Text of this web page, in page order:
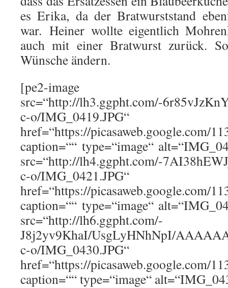
es Erika, da der Bratwurststand
war. Heiner wollte eigentlich
auch mit einer Bratwurst zurück.
Wünsche ändern.
[pe2-image
src=“http://lh3.ggpht.com/-
c-o/IMG_0419.JPG“
href=“https://picasaweb.google.com/
caption=““ type=“image“
src=“http://lh4.ggpht.com/-
c-o/IMG_0421.JPG“
href=“https://picasaweb.google.com/
caption=““ type=“image“
src=“http://lh6.ggpht.com/-
J8j2yv9KhaI/UsgLyHNhNpI/
c-o/IMG_0430.JPG“
href=“https://picasaweb.google.com/
caption=““ type=“image“